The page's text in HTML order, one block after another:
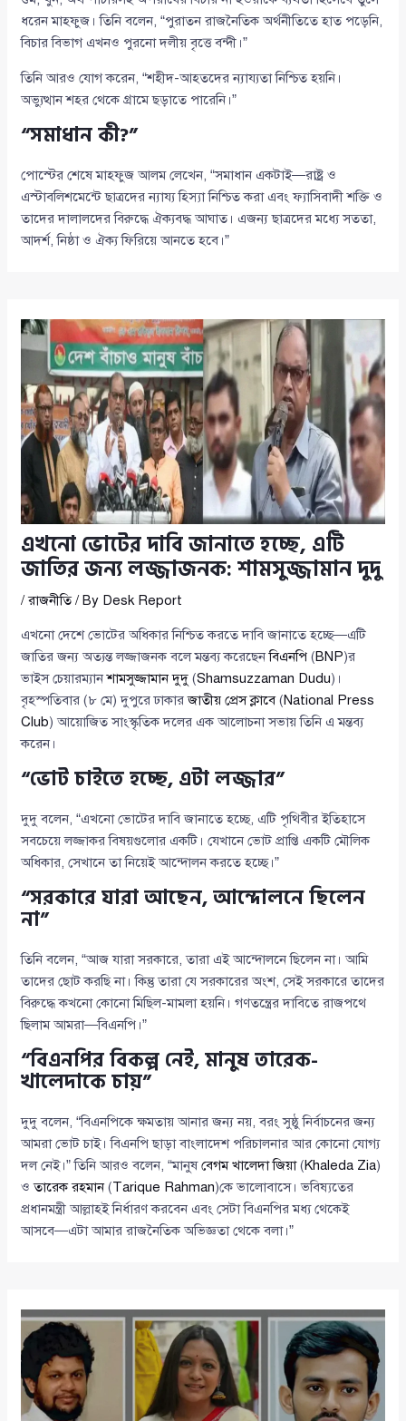
ধরেন মাহফুজ। তিনি বলেন, “পুরাতন রাজনৈতিক অর্থনীতিতে হাত পড়েনি,
বিচার বিভাগ এখনও পুরনো দলীয় বৃত্তে বন্দী।”
তিনি আরও যোগ করেন, “শহীদ-আহতদের ন্যায্যতা নিশ্চিত হয়নি।
অভ্যুত্থান শহর থেকে গ্রামে ছড়াতে পারেনি।”
“সমাধান কী?”
পোস্টের শেষে মাহফুজ আলম লেখেন, “সমাধান একটাই—রাষ্ট্র ও
এস্টাবলিশমেন্টে ছাত্রদের ন্যায্য হিস্যা নিশ্চিত করা এবং ফ্যাসিবাদী শক্তি ও
তাদের দালালদের বিরুদ্ধে ঐক্যবদ্ধ আঘাত। এজন্য ছাত্রদের মধ্যে সততা,
আদর্শ, নিষ্ঠা ও ঐক্য ফিরিয়ে আনতে হবে।”
এখনো ভোটের দাবি জানাতে হচ্ছে, এটি
জাতির জন্য লজ্জাজনক: শামসুজ্জামান দুদু
/রাজনীতি/ By Desk Report
এখনো দেশে ভোটের অধিকার নিশ্চিত করতে দাবি জানাতে হচ্ছে—এটি
জাতির জন্য অত্যন্ত লজ্জাজনক বলে মন্তব্য করেছেনবিএনপি (BNP)র
ভাইস চেয়ারম্যানশামসুজ্জামান দুদু (Shamsuzzaman Dudu)।
বৃহস্পতিবার (৮ মে) দুপুরে ঢাকারজাতীয় প্রেস ক্লাবে(National Press
Club) আয়োজিত সাংস্কৃতিক দলের এক আলোচনা সভায় তিনি এ মন্তব্য
করেন।
“ভোট চাইতে হচ্ছে, এটা লজ্জার”
দুদু বলেন, “এখনো ভোটের দাবি জানাতে হচ্ছে, এটি পৃথিবীর ইতিহাসে
সবচেয়ে লজ্জাকর বিষয়গুলোর একটি। যেখানে ভোট প্রাপ্তি একটি মৌলিক
অধিকার, সেখানে তা নিয়েই আন্দোলন করতে হচ্ছে।”
“সরকারে যারা আছেন, আন্দোলনে ছিলেন
না”
তিনি বলেন, “আজ যারা সরকারে, তারা এই আন্দোলনে ছিলেন না। আমি
তাদের ছোট করছি না। কিন্তু তারা যে সরকারের অংশ, সেই সরকারে তাদের
বিরুদ্ধে কখনো কোনো মিছিল-মামলা হয়নি। গণতন্ত্রের দাবিতে রাজপথে
ছিলাম আমরা—বিএনপি।”
“বিএনপির বিকল্প নেই, মানুষ তারেক-
খালেদাকে চায়”
দুদু বলেন, “বিএনপিকে ক্ষমতায় আনার জন্য নয়, বরং সুষ্ঠু নির্বাচনের জন্য
আমরা ভোট চাই। বিএনপি ছাড়া বাংলাদেশ পরিচালনার আর কোনো যোগ্য
দল নেই।” তিনি আরও বলেন, “মানুষবেগম খালেদা জিয়া(Khaleda Zia)
ওতারেক রহমান(Tarique Rahman)কে ভালোবাসে। ভবিষ্যতের
প্রধানমন্ত্রী আল্লাহই নির্ধারণ করবেন এবং সেটা বিএনপির মধ্য থেকেই
আসবে—এটা আমার রাজনৈতিক অভিজ্ঞতা থেকে বলা।”